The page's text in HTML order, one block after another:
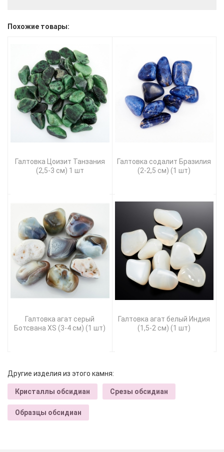
Похожие товары:
Галтовка Цоизит Танзания
(2,5-3 см) 1 шт
Галтовка содалит Бразилия
(2-2,5 см) (1 шт)
Галтовка агат серый
Ботсвана XS (3-4 см) (1 шт)
Галтовка агат белый Индия
(1,5-2 см) (1 шт)
Другие изделия из этого камня:
Кристаллы обсидиан Срезы обсидиан
Образцы обсидиан